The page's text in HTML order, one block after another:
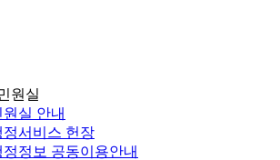
원실
원실 안내
정서비스 헌장
정정보 공동이용안내